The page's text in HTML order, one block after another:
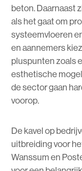
beton. Daarnaast
als het gaat om
systeemvloeren
en aannemers
pluspunten zoals
esthetische
de sector gaan
voorop.
De kavel op
uitbreiding voor
Wanssum en